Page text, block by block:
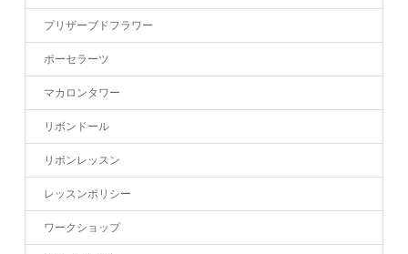
プリザーブドフラワー
ポーセラーツ
マカロンタワー
リボンドール
リボンレッスン
レッスンポリシー
ワークショップ